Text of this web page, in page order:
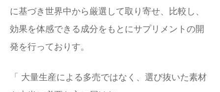
に基づき世界中から厳選して取り寄せ、比較し、
効果を体感できる成分をもとにサプリメントの開
発を行っておりす。
「 大量生産による多売ではなく、選び抜いた素材